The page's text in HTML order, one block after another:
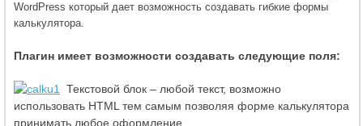
WordPress который дает возможность создавать гибкие формы
калькулятора.
Плагин имеет возможности создавать следующие поля:
Текстовой блок – любой текст, возможно
использовать HTML тем самым позволяя форме калькулятора
принимать любое оформление